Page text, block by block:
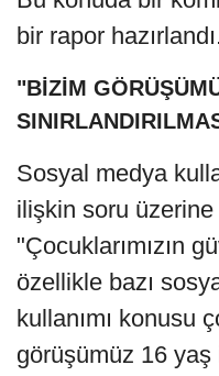
bir rapor
"BİZİM
Sosyal medya
ilişkin soru
"Çocuklarımızın
özellikle bazı
kullanımı konusu
görüşümüz 16 yaş